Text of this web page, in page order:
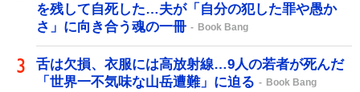
を残して自死した…夫が「自分の犯した罪や愚か
さ」に向き合う魂の一冊
Book Bang
舌は欠損、衣服には高放射線…9人の若者が死んだ
「世界一不気味な山岳遭難」に迫る
Book Bang